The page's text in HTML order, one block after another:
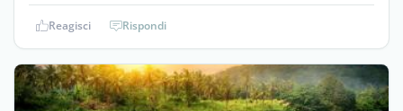
Reagisci Rispondi